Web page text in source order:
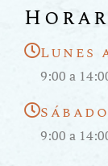
Lunes
9:00 a
9:00 a